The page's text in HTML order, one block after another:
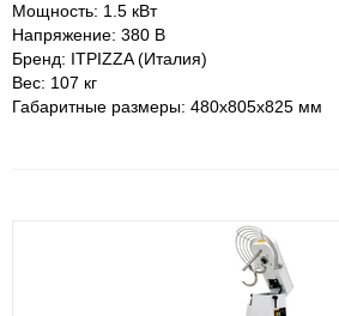
Мощность: 1.5 кВт
Напряжение: 380 В
Бренд: ITPIZZA (Италия)
Вес: 107 кг
Габаритные размеры: 480х805х825 мм